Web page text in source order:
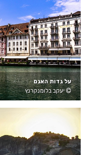
על גדות האגם
יעקב בלומנקרנץ